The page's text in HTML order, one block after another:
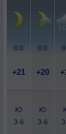
0.0 0.0
+21 +20
Ю
3-6
Ю
3-6